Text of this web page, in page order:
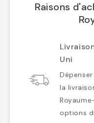
Raisons
Uni
la
options